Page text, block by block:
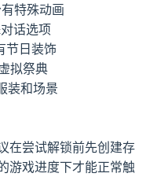
特殊动画
话选项
节日装饰
拟祭典
装和场景
在尝试解锁前先创建存
游戏进度下才能正常触